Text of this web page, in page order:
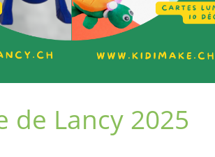
de Lancy 2025